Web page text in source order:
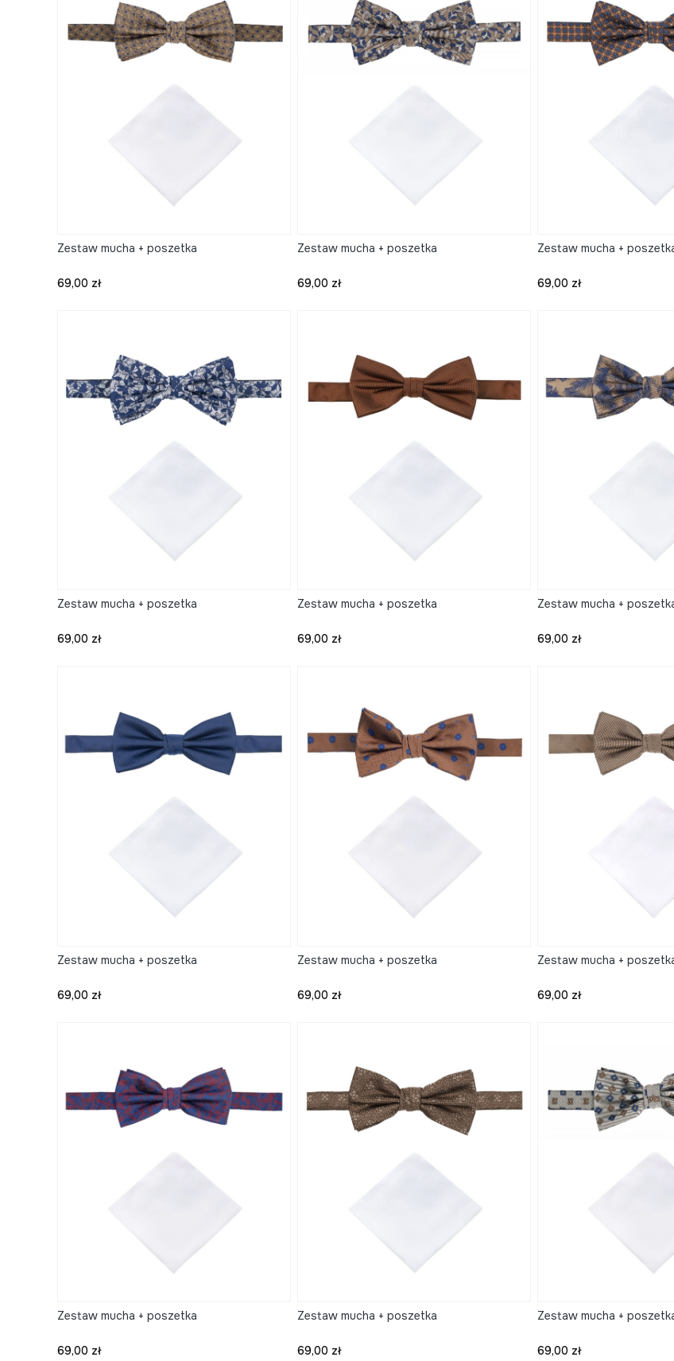
Zestaw mucha + poszetka
Cena
69,00 zł
Zestaw mucha + poszetka
Cena
69,00 zł
Zestaw mucha +
Cena
69,00 zł
Zestaw mucha + poszetka
Cena
69,00 zł
Zestaw mucha + poszetka
Cena
69,00 zł
Zestaw mucha +
Cena
69,00 zł
Zestaw mucha + poszetka
Cena
69,00 zł
Zestaw mucha + poszetka
Cena
69,00 zł
Zestaw mucha +
Cena
69,00 zł
Zestaw mucha + poszetka
Cena
69,00 zł
Zestaw mucha + poszetka
Cena
69,00 zł
Zestaw mucha +
Cena
69,00 zł